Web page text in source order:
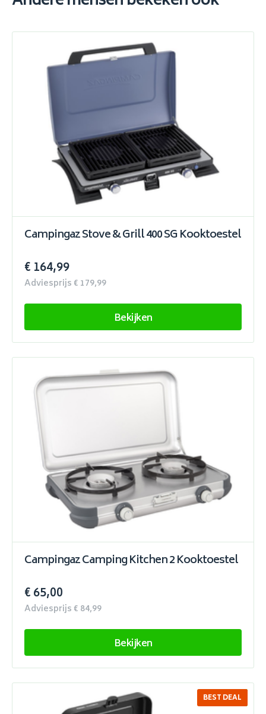
Campingaz Stove & Grill 400 SG Kooktoestel
€ 164,99
Adviesprijs € 179,99
Bekijken
Campingaz Camping Kitchen 2 Kooktoestel
€ 65,00
Adviesprijs € 84,99
Bekijken
SALE
BEST DEAL